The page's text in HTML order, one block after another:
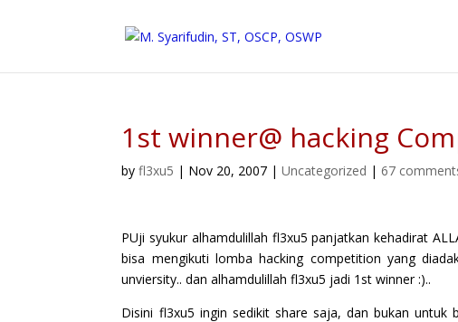
1st winner@ hacking
byfl3xu5 | Nov 20, 2007 |Uncategorized |67
PUji syukur alhamdulillah fl3xu5 panjatkan kehadirat
bisa mengikuti lomba hacking competition yang
unviersity.. dan alhamdulillah fl3xu5 jadi 1st winner :)..
Disini fl3xu5 ingin sedikit share saja, dan bukan